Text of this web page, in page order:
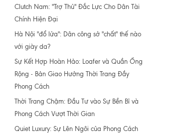
Clutch Nam: "Trợ Thủ" Đắc Lực Cho Dân Tài
Chính Hiện Đại
Hà Nội "đổ lửa": Dân công sở "chất" thế nào
với giày da?
Sự Kết Hợp Hoàn Hảo: Loafer và Quần Ống
Rộng - Bản Giao Hưởng Thời Trang Đầy
Phong Cách
Thời Trang Chậm: Đầu Tư vào Sự Bền Bỉ và
Phong Cách Vượt Thời Gian
Quiet Luxury: Sự Lên Ngôi của Phong Cách